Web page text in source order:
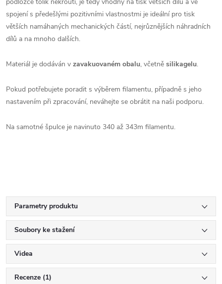
spojení s předešlými pozitivními vlastnostmi je ideální pro tisk
větších namáhaných mechanických částí, nejrůznějších náhradních
dílů a na mnoho dalších.
Materiál je dodáván v zavakuovaném obalu, včetně silikagelu.
Pokud potřebujete poradit s výběrem filamentu, případně s jeho
nastavením při zpracování, neváhejte se obrátit na naši podporu.
Na samotné špulce je navinuto 340 až 343m filamentu.
Parametry produktu
Soubory ke stažení
Videa
Recenze (1)